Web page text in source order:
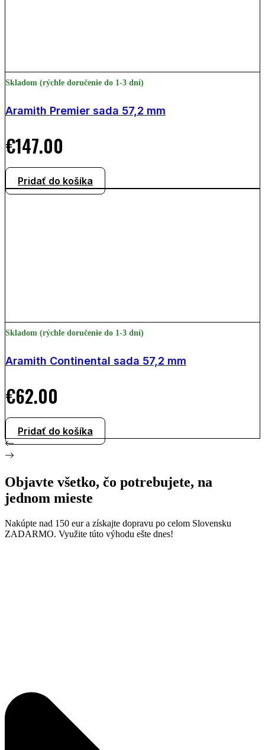
Skladom (rýchle doručenie do 1-3 dní)
Aramith Premier sada 57,2 mm
€147.00
Pridať do košíka
Skladom (rýchle doručenie do 1-3 dní)
Aramith Continental sada 57,2 mm
€62.00
Pridať do košíka
Objavte všetko, čo potrebujete, na
jednom mieste
Nakúpte nad 150 eur a získajte dopravu po celom Slovensku
ZADARMO. Využite túto výhodu ešte dnes!